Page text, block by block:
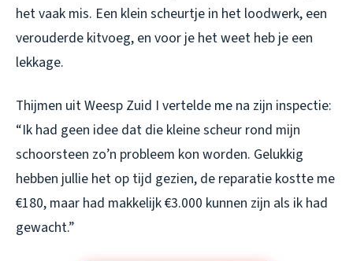
het vaak mis. Een klein scheurtje in het loodwerk, een
verouderde kitvoeg, en voor je het weet heb je een
lekkage.
Thijmen uit Weesp Zuid I vertelde me na zijn inspectie:
“Ik had geen idee dat die kleine scheur rond mijn
schoorsteen zo’n probleem kon worden. Gelukkig
hebben jullie het op tijd gezien, de reparatie kostte me
€180, maar had makkelijk €3.000 kunnen zijn als ik had
gewacht.”